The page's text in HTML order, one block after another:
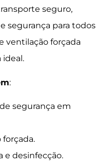
seguro,
segurança para todos
ventilação forçada
ideal.
:
segurança em
e desinfecção.